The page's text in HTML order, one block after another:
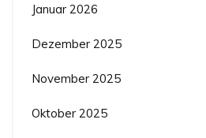
Januar 2026
Dezember 2025
November 2025
Oktober 2025